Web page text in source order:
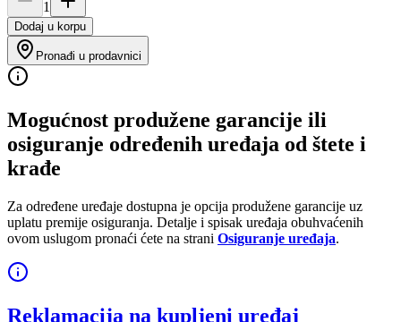
1
Dodaj u korpu
Pronađi u prodavnici
Mogućnost produžene garancije ili
osiguranje određenih uređaja od štete i
krađe
Za određene uređaje dostupna je opcija produžene garancije uz
uplatu premije osiguranja. Detalje i spisak uređaja obuhvaćenih
ovom uslugom pronaći ćete na strani Osiguranje uređaja.
Reklamacija na kupljeni uređaj